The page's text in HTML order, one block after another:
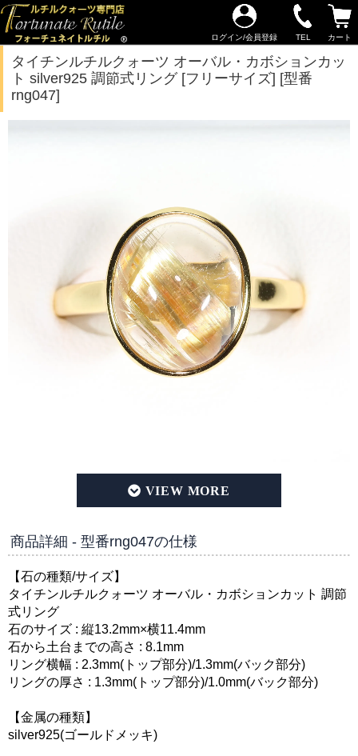
ログイン/会員登録 TEL カート
タイチンルチルクォーツ オーバル・カボションカッ
ト silver925 調節式リング [フリーサイズ] [型番
rng047]
タイチンルチルクォーツ オーバル・カボションカッ
商品詳細 - 型番rng047の仕様
【石の種類/サイズ】
タイチンルチルクォーツ オーバル・カボションカット 調節
式リング
石のサイズ : 縦13.2mm×横11.4mm
石から土台までの高さ : 8.1mm
リング横幅 : 2.3mm(トップ部分)/1.3mm(バック部分)
リングの厚さ : 1.3mm(トップ部分)/1.0mm(バック部分)
【金属の種類】
silver925(ゴールドメッキ)